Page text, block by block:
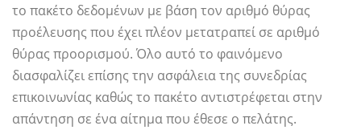
το πακέτο δεδομένων με βάση τον αριθμό θύρας
προέλευσης που έχει πλέον μετατραπεί σε αριθμό
θύρας προορισμού. Όλο αυτό το φαινόμενο
διασφαλίζει επίσης την ασφάλεια της συνεδρίας
επικοινωνίας καθώς το πακέτο αντιστρέφεται στην
απάντηση σε ένα αίτημα που έθεσε ο πελάτης.